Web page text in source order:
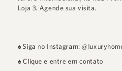
Loja 3. Agende sua visita.
♠ Siga no Instagram:
♠Clique e entre em contato